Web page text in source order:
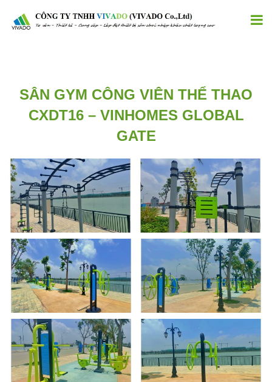
SÂN GYM CÔNG VIÊN THỂ THAO
CXDT16 – VINHOMES GLOBAL
GATE